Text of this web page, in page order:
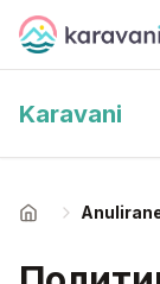
Skip to content
Karavani
Начало